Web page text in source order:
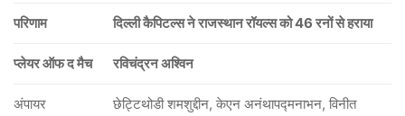
परिणाम दिल्ली कैपिटल्स ने राजस्थान रॉयल्स को 46 रनों से हराया
प्लेयर ऑफ द मैच रविचंद्रन अश्विन
अंपायर
छेट्टिथोडी शमशुद्दीन, केएन अनंथापद्मनाभन, विनीत